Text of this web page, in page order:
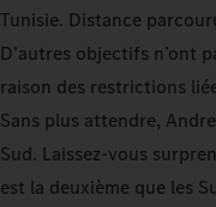
Tunisie. Distance
D’autres objectifs n’ont
raison des restrictions
Sans plus attendre,
Sud. Laissez-vous
est la deuxième que les